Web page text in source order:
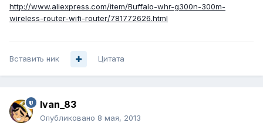
http://www.aliexpress.com/item/Buffalo-whr-g300n-300m-
wireless-router-wifi-router/781772626.html
Вставить ник Цитата
Ivan_83
Опубликовано 8 мая, 2013